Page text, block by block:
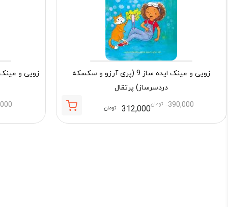
زویی و عینک ایده ساز 9 (پری آرزو و سکسکه
دردسرساز) پرتقال
390,000 تومان312,000 تومان